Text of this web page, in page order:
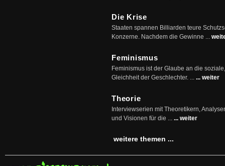
Die Krise
Staaten spannen Billiarden teure
Konzerne. Nachdem die Gewinne ...
Feminismus
Feminismus ist der Glaube an die
Gleichheit der Geschlechter. ... ... weiter
Theorie
Interviewserien mit Theoretikern,
und Visionen für die ... ... weiter
weitere themen ...